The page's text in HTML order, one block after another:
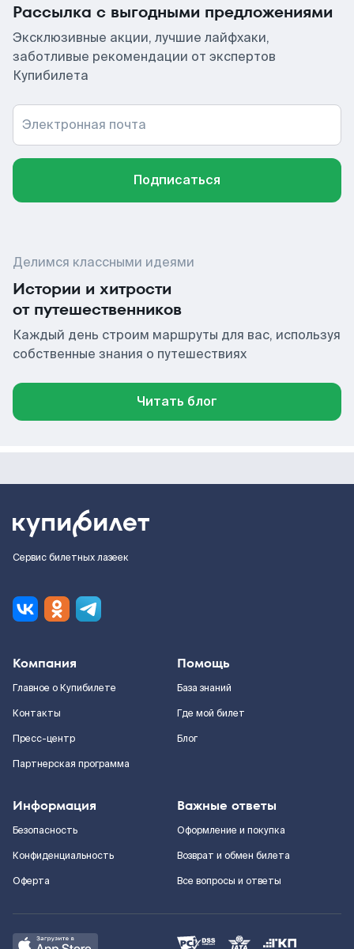
Рассылка с выгодными предложениями
Эксклюзивные акции, лучшие лайфхаки,
заботливые рекомендации от экспертов
Купибилета
Электронная почта
Подписаться
Делимся классными идеями
Истории и хитрости
от путешественников
Каждый день строим маршруты для вас, используя
собственные знания о путешествиях
Читать блог
Сервис билетных лазеек
Компания
Главное о Купибилете
Контакты
Пресс-центр
Партнерская программа
Помощь
База знаний
Где мой билет
Блог
Информация
Безопасность
Конфиденциальность
Оферта
Важные ответы
Оформление и покупка
Возврат и обмен билета
Все вопросы и ответы